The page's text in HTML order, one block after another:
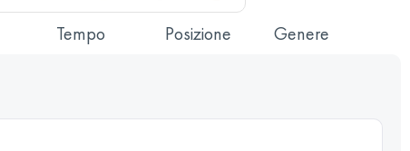
Tempo Posizione Genere